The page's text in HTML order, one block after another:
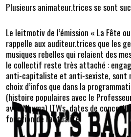
Plusieurs animateur.trices se sont
Le leitmotiv de l’émission « La Fête
rappelle aux auditeur.trices que les
musiques rebelles qui relaient des
le collectif reste très attaché :
anti-capitaliste et anti-sexiste, sont
choix d’infos que dans la
(histoire populaires avec le
avec Nhuma) ITWs, dates de concert,
fonction de l'actualité.